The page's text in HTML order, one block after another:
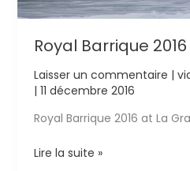
Royal Barrique 2016
Laisser un commentaire |
| 11 décembre 2016
Royal Barrique 2016 at La
Royal
Lire la suite »